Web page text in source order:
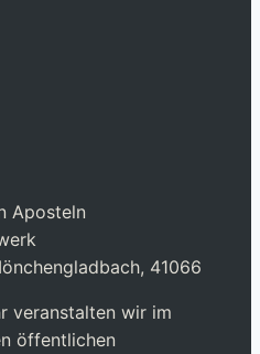
Aposteln
41066
veranstalten wir im
öffentlichen